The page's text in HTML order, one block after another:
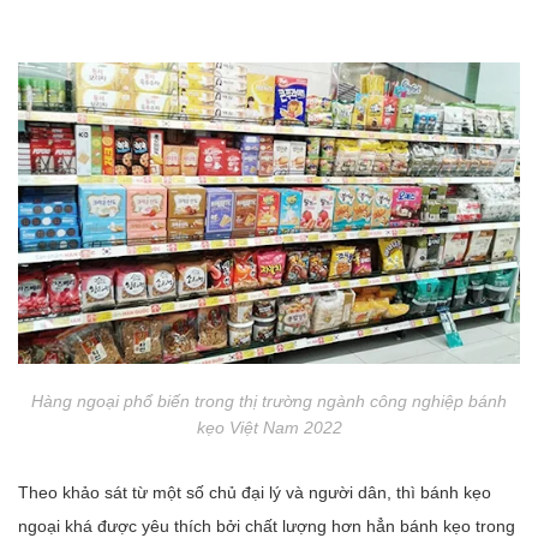
Hàng ngoại phổ biến trong thị trường ngành công nghiệp bánh
kẹo Việt Nam 2022
Theo khảo sát từ một số chủ đại lý và người dân, thì bánh kẹo
ngoại khá được yêu thích bởi chất lượng hơn hẳn bánh kẹo trong